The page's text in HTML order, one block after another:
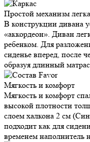
Простой механизм
В конструкции дивана
«аккордеон». Диван
ребенком. Для
сиденье вперед, после
образуя длинный
Мягкость и комфорт
Мягкость и комфорт
высокой плотности
слоем халкона 2 см
подходит как для
временем наполнитель